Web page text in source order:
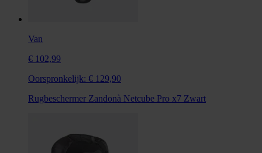
Van
€ 102,99
Oorspronkelijk: € 129,90
Rugbeschermer Zandonà Netcube Pro x7 Zwart